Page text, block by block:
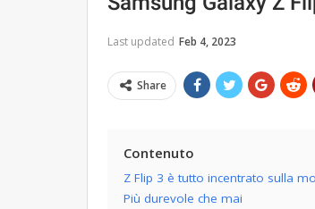
Last updated Feb 4, 2023
Share
Contenuto
Z Flip 3 è tutto incentrato sulla
Più durevole che mai